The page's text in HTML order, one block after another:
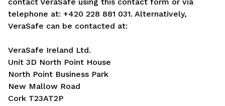
telephone at: +420 228 881 031. Alternatively,
VeraSafe can be contacted at:
VeraSafe Ireland Ltd.
Unit 3D North Point House
North Point Business Park
New Mallow Road
Cork T23AT2P